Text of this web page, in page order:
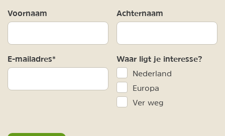
Voornaam Achternaam
E-mailadres* Waar ligt je interesse?
Nederland
Europa
Ver weg